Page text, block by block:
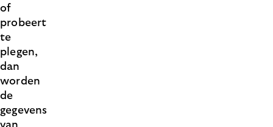
of
probeert
te
plegen,
dan
worden
de
gegevens